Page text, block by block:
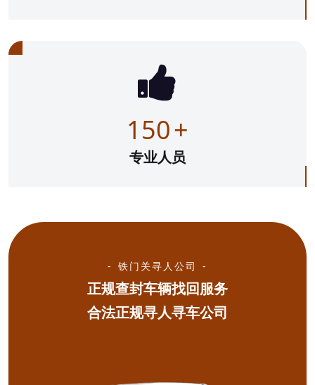
150+
专业人员
铁门关寻人公司
正规查封车辆找回服务
合法正规寻人寻车公司